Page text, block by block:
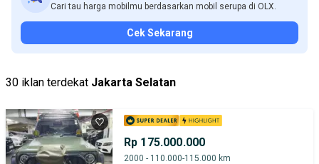
Cari tau harga mobilmu berdasarkan mobil serupa di OLX.
Cek Sekarang
30 iklan terdekat Jakarta Selatan
Rp 175.000.000
2000 - 110.000-115.000 km